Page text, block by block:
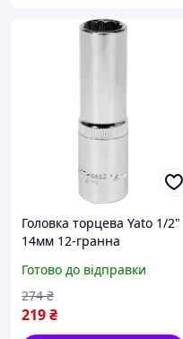
Головка торцева Yato 1/2"
14мм 12-гранна
buzyna
Готово до відправки
219₴
274 ₴